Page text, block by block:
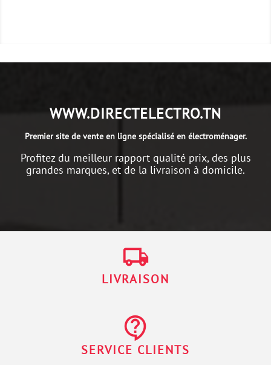
WWW.DIRECTELECTRO.TN
Premier site de vente en ligne spécialisé en électroménager.
Profitez du meilleur rapport qualité prix, des plus
grandes marques, et de la livraison à domicile.
local_shipping
LIVRAISON
contact_support
SERVICE CLIENTS